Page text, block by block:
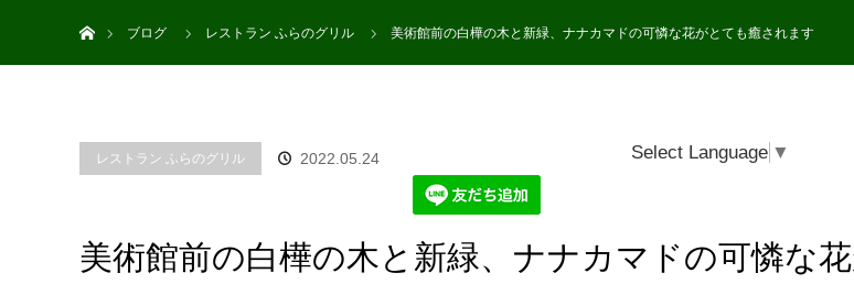
ブログ
レストラン ふらのグリル 美術館前の白樺の木と新緑、ナナカマドの可憐な花がとても癒されます
レストラン ふらのグリル 2022.05.24 Select Language ▼
美術館前の白樺の木と新緑、ナナカマドの可憐な